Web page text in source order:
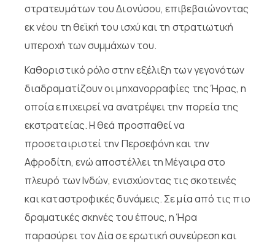
στρατευμάτων του Διονύσου, επιβεβαιώνοντας
εκ νέου τη θεϊκή του ισχύ και τη στρατιωτική
υπεροχή των συμμάχων του.
Καθοριστικό ρόλο στην εξέλιξη των γεγονότων
διαδραματίζουν οι μηχανορραφίες της Ήρας, η
οποία επιχειρεί να ανατρέψει την πορεία της
εκστρατείας. Η θεά προσπαθεί να
προσεταιριστεί την Περσεφόνη και την
Αφροδίτη, ενώ αποστέλλει τη Μέγαιρα στο
πλευρό των Ινδών, ενισχύοντας τις σκοτεινές
και καταστροφικές δυνάμεις. Σε μία από τις πιο
δραματικές σκηνές του έπους, η Ήρα
παρασύρει τον Δία σε ερωτική συνεύρεση και